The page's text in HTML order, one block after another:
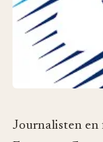
Journalisten en